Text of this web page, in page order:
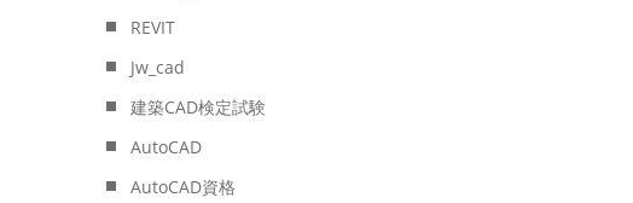
REVIT
Jw_cad
建築CAD検定試験
AutoCAD
AutoCAD資格